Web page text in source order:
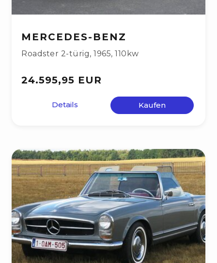
MERCEDES-BENZ
Roadster 2-türig, 1965, 110kw
24.595,95 EUR
Details Kaufen